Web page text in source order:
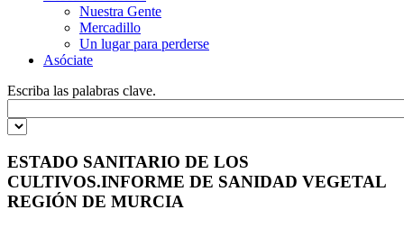
Nuestra Gente
Mercadillo
Un lugar para perderse
Asóciate
Escriba las palabras clave.
ESTADO SANITARIO DE LOS
CULTIVOS.INFORME DE SANIDAD VEGETAL
REGIÓN DE MURCIA